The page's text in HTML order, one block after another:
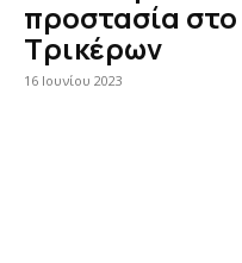
προστασία
Τρικέρων
16 Ιουνίου 2023